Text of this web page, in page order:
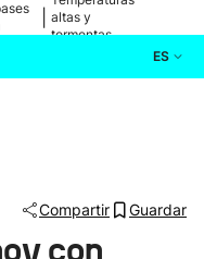
altas y
tormentas
ES
Compartir Guardar
con